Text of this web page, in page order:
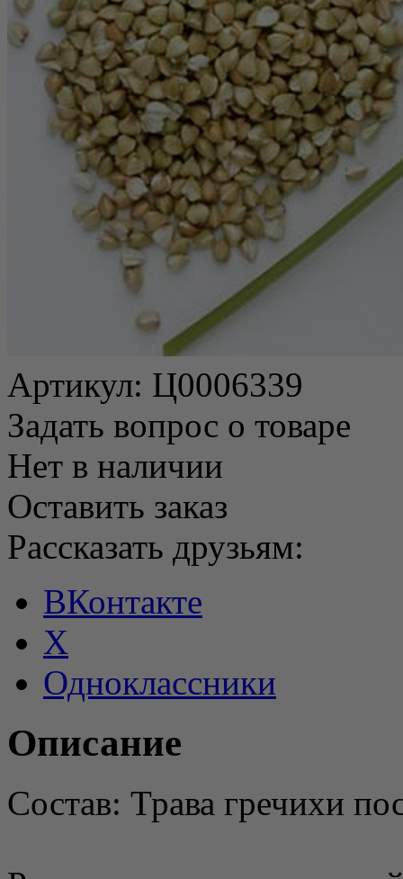
Артикул: Ц0006339
Задать вопрос о товаре
Нет в наличии
Оставить заказ
Рассказать друзьям:
ВКонтакте
X
Одноклассники
Описание
Состав: Трава гречихи